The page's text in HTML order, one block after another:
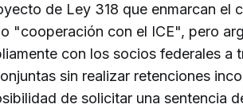
de Ley 318 que enmarcan el
"cooperación con el ICE", pero
con los socios federales a
sin realizar retenciones
de solicitar una sentencia